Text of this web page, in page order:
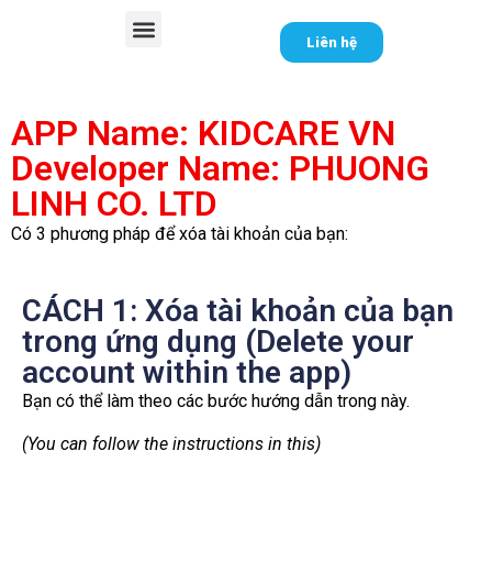
Liên hệ
APP Name: KIDCARE VN
Developer Name: PHUONG
LINH CO. LTD
Có 3 phương pháp để xóa tài khoản của bạn:
CÁCH 1: Xóa tài khoản của bạn
trong ứng dụng (Delete your
account within the app)
Bạn có thể làm theo các bước hướng dẫn trong này.
(You can follow the instructions in this)